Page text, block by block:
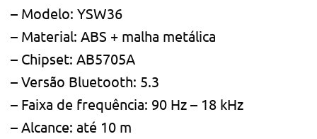
– Modelo: YSW36
– Material: ABS + malha metálica
– Chipset: AB5705A
– Versão Bluetooth: 5.3
– Faixa de frequência: 90 Hz – 18 kHz
– Alcance: até 10 m